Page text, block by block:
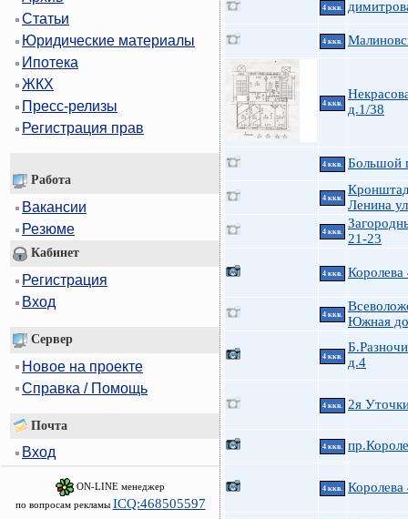
Статьи
Юридические материалы
Ипотека
ЖКХ
Пресс-релизы
Регистрация прав
Работа
Вакансии
Резюме
Кабинет
Регистрация
Вход
Сервер
Новое на проекте
Справка / Помощь
Почта
Вход
ON-LINE менеджер
по вопросам рекламы ICQ:468505597
4 ккв.
4 ккв.
4 ккв.
д.1/38
4 ккв. Большой
4 ккв.
Ленина
4 ккв.
21-23
4 ккв. Королева
4 ккв.
Южная
4 ккв.
д.4
4 ккв. 2я
4 ккв.
4 ккв. Королева